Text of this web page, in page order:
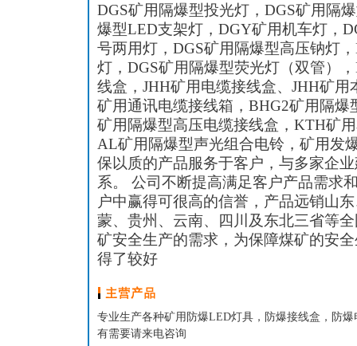
DGS矿用隔爆型投光灯，DGS矿用隔
爆型LED支架灯，DGY矿用机车灯，
号两用灯，DGS矿用隔爆型高压钠灯
灯，DGS矿用隔爆型荧光灯（双管）
线盒，JHH矿用电缆接线盒、JHH矿用
矿用通讯电缆接线箱，BHG2矿用隔
矿用隔爆型高压电缆接线盒，KTH矿
AL矿用隔爆型声光组合电铃，矿用发
保以质的产品服务于客户，与多家企
系。 公司不断提高满足客户产品需求
户中赢得可很高的信誉，产品远销山
蒙、贵州、云南、四川及东北三省等
矿安全生产的需求，为保障煤矿的安
得了较好
专业生产各种矿用防爆LED灯具，防爆接线盒，防
有需要请来电咨询